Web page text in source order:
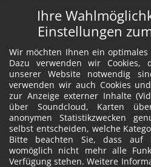
Ihre
Einstellungen
Wir möchten Ihnen ein
Dazu verwenden wir Cookies,
unserer Website notwendig
verwenden wir auch Cookies
zur Anzeige externer Inhalte
über Soundcloud, Karten
anonymen Statistikzwecken
selbst entscheiden, welche
Bitte beachten Sie, dass auf
womöglich nicht mehr alle
Verfügung stehen. Weitere